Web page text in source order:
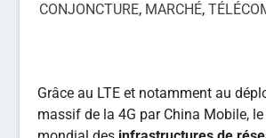
CONJONCTURE, MARCHÉ,
Grâce au LTE et notamment au
massif de la 4G par China Mobile,